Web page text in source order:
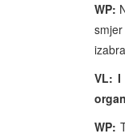
WP:
VL: I
WP: